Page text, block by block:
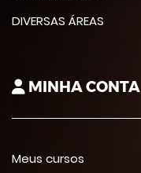
DIVERSAS ÁREAS
MINHA CONTA
Meus cursos